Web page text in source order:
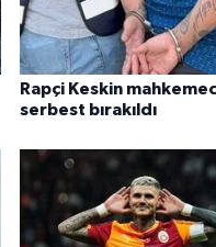
Rapçi Keskin
serbest bırakıldı